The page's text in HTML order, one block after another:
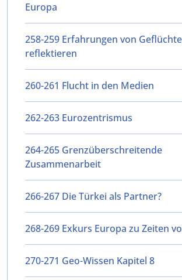
Europa
258-259 Erfahrungen von
reflektieren
260-261 Flucht in den Medien
262-263 Eurozentrismus
264-265 Grenzüberschreitende
Zusammenarbeit
266-267 Die Türkei als Partner?
268-269 Exkurs Europa zu Zeiten
270-271 Geo-Wissen Kapitel 8